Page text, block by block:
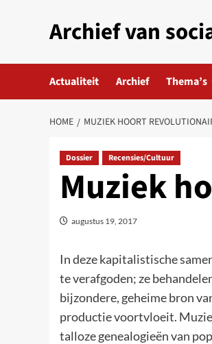
Archief van
Actualiteit Archief Thema’s
HOME MUZIEK HOORT
Dossier Recensies/Cultuur
Muziek
augustus 19, 2017
In deze kapitalistische
te verafgoden; ze
bijzondere, geheime bron
productie voortvloeit.
talloze genealogieën van